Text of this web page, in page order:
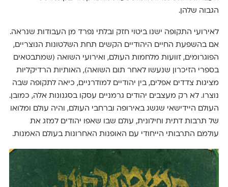
הגבוה שלהן.
לאירועי התקופה ישנו ביטוי חזק ובלתי נפרד מן העבודות שנראה.
אם בהשפעת החיים היהודיים הקשים תחת השלטונות הנוצריים,
הפוגרומים, זוועות מלחמות העולם, ואירועי השואה (שמתבטאים
בספרי הזיכרון שנעשו לאחר תום השואה), האותיות הרדיקליות
מציגות צדדים אפלים, בין יהודיים למודרניים, כיאה לתקופה שבה
נוצרו. לא רק מעצבים יהודים גרמניים עסקו בסגנונות אלה, כמובן.
העולם היידישאי שגשג באירופה וברחבי העולם, והיה עולם ומלואו
של תרבות דתית וחילונית, עולם שבו שאפו יהודים למזג את
עולמם התרבותי הייחודי עם האופנות האחרונות בעולם האמנות.